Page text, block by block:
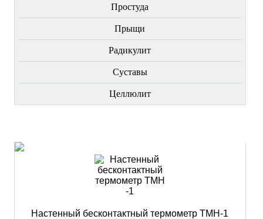
Простуда
Прыщи
Радикулит
Суставы
Целлюлит
Настенный бесконтактный термометр ТМН-1